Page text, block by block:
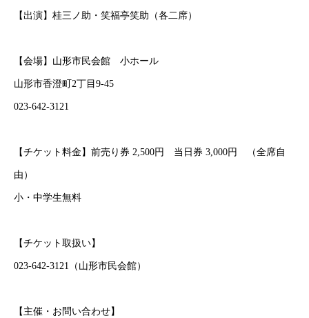
【出演】桂三ノ助・笑福亭笑助（各二席）
【会場】山形市民会館 小ホール
山形市香澄町2丁目9-45
023-642-3121
【チケット料金】前売り券 2,500円 当日券 3,000円 （全席自
由）
小・中学生無料
【チケット取扱い】
023-642-3121（山形市民会館）
【主催・お問い合わせ】